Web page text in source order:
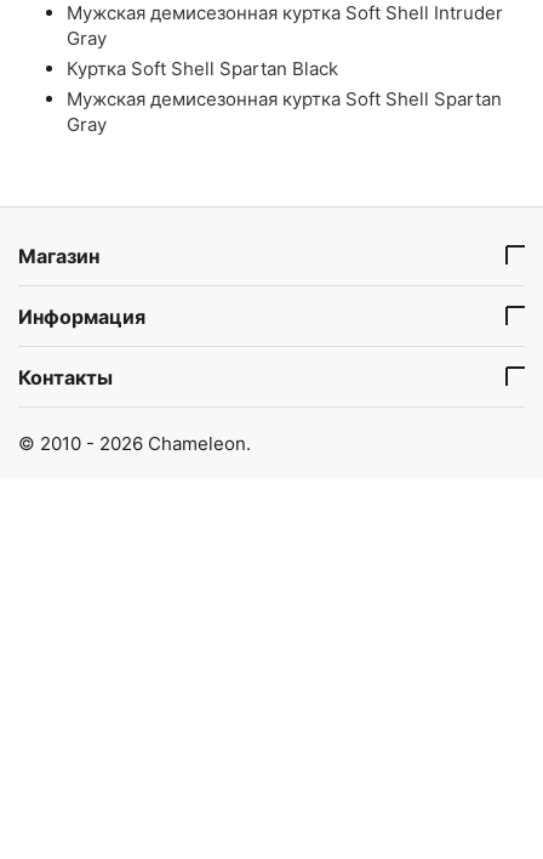
Мужская демисезонная куртка Soft Shell Intruder
Gray
Куртка Soft Shell Spartan Black
Мужская демисезонная куртка Soft Shell Spartan
Gray
Магазин
Информация
Контакты
© 2010 - 2026 Chameleon.